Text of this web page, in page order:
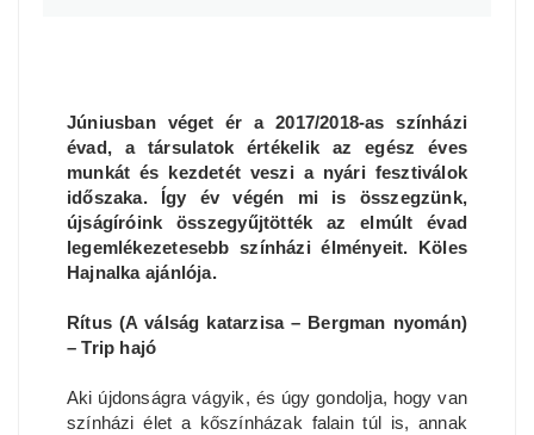
Júniusban véget ér a 2017/2018-as színházi
évad, a társulatok értékelik az egész éves
munkát és kezdetét veszi a nyári fesztiválok
időszaka. Így év végén mi is összegzünk,
újságíróink összegyűjtötték az elmúlt évad
legemlékezetesebb színházi élményeit. Köles
Hajnalka ajánlója.
Rítus (A válság katarzisa – Bergman nyomán)
– Trip hajó
Aki újdonságra vágyik, és úgy gondolja, hogy van
színházi élet a kőszínházak falain túl is, annak